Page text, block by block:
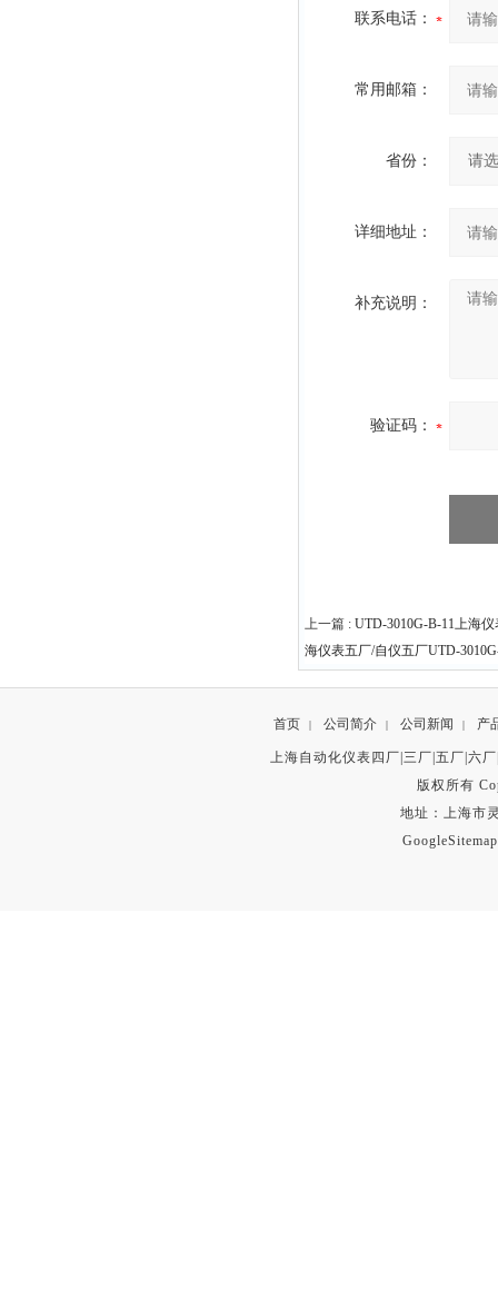
联系电话：
常用邮箱：
省份：
详细地址：
补充说明：
验证码：
上一篇 : UTD-3010G-B-11上海
海仪表五厂/自仪五厂UTD-
首页 | 公司简介 | 公司新闻 | 产
上海自动化仪表四厂|三厂|五厂|六
版权所有
地址：上海市
GoogleSitemap